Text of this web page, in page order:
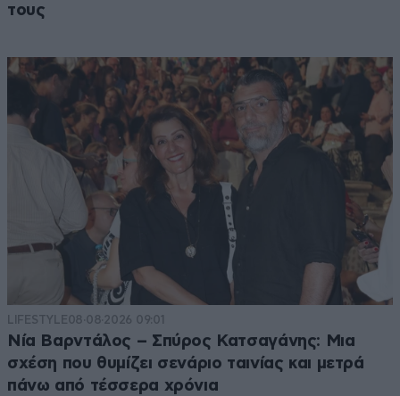
τους
LIFESTYLE08·08·2026 09:01
Νία Βαρντάλος – Σπύρος Κατσαγάνης: Μια
σχέση που θυμίζει σενάριο ταινίας και μετρά
πάνω από τέσσερα χρόνια